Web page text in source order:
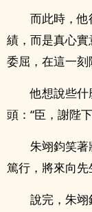
而此時，
績，而是真心
委屈，在這一刻
他想說些
頭：“臣，謝陛
朱翊鈞笑著
篤行，將來向
說完，朱